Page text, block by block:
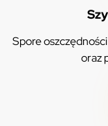
Spore
oraz